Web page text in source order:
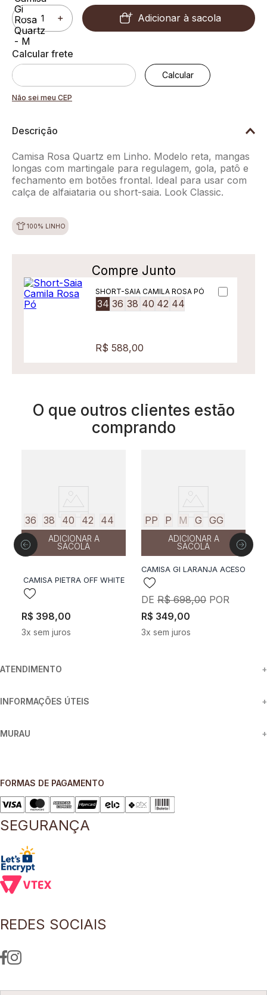
＋
－ Adicionar à sacola
Não sei meu CEP
Descrição
Camisa Rosa Quartz em Linho. Modelo reta, mangas
longas com martingale para regulagem, gola, patô e
fechamento em botões frontal. Ideal para usar com
calça de alfaiataria ou short-saia. Look Classic.
100% LINHO
Compre Junto
SHORT-SAIA CAMILA ROSA PÓ
34 36 38 40 42 44
R$ 588,00
O que outros clientes estão
comprando
36 38 40 42 44
ADICIONAR A
SACOLA
CAMISA PIETRA OFF WHITE
R$ 398,00
3x sem juros
PP P M G GG
ADICIONAR A
SACOLA
CAMISA GI LARANJA ACESO
R$ 698,00
R$ 349,00
3x sem juros
ATENDIMENTO +
INFORMAÇÕES ÚTEIS +
MURAU +
FORMAS DE PAGAMENTO
SEGURANÇA
REDES SOCIAIS